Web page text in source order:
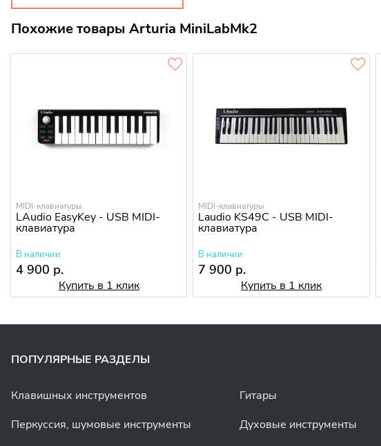
Похожие товары Arturia MiniLabMk2
MIDI-клавиатуры
LAudio EasyKey - USB MIDI-
клавиатура
В наличии
4 900 р.
Купить в 1 клик
MIDI-клавиатуры
Laudio KS49C - USB MIDI-
клавиатура
В наличии
7 900 р.
Купить в 1 клик
ПОПУЛЯРНЫЕ РАЗДЕЛЫ
Клавишных инструментов Гитары
Перкуссия, шумовые инструменты
Духовые инструменты